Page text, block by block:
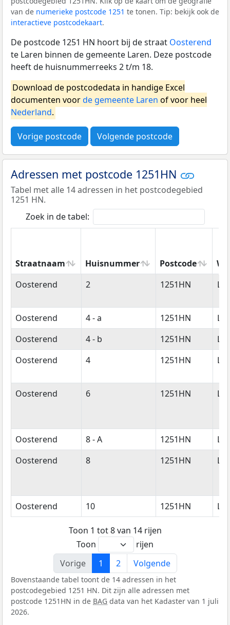
van de numerieke postcode 1251 te tonen. Tip: bekijk ook de
interactieve postcodekaart.
De postcode 1251 HN hoort bij de straat Oosterend
te Laren binnen de gemeente Laren. Deze postcode
heeft de huisnummerreeks 2 t/m 18.
Download de postcodedata in handige Excel
documenten voorde gemeente Laren of voor heel
Nederland.
Vorige postcode Volgende postcode
Adressen met postcode 1251HN
Tabel met alle 14 adressen in het postcodegebied
1251 HN.
Zoek in de tabel:
Straatnaam Huisnummer Postcode
Straatnaam
Huisnummer Postcode
Oosterend 2 1251HN
Oosterend 4 - a 1251HN
Oosterend
4 - b 1251HN
Oosterend
4 1251HN
Oosterend 6 1251HN
Oosterend 8 - A 1251HN
Oosterend
8 1251HN
Oosterend 10 1251HN
Toon 1 tot 8 van 14 rijen
Toon
rijen
Vorige
1 2 Volgende
Bovenstaande tabel toont de 14 adressen in het
postcodegebied 1251 HN. Dit zijn alle adressen met
postcode 1251HN in de BAG data van het Kadaster van 1 juli
2026.